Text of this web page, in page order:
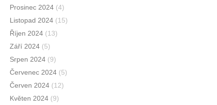
Prosinec 2024 (4)
Listopad 2024 (15)
Říjen 2024 (13)
Září 2024 (5)
Srpen 2024 (9)
Červenec 2024 (5)
Červen 2024 (12)
Květen 2024 (9)